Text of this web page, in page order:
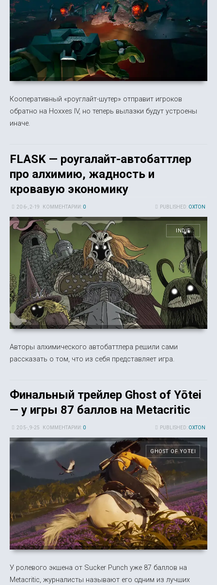
Кооперативный «роуглайт-шутер» отправит игроков
обратно на Hoxxes IV, но теперь вылазки будут устроены
иначе.
FLASK — роугалайт-автобаттлер
про алхимию, жадность и
кровавую экономику
PUBLISHED: OXTON
20 6-, 2-19 КОММЕНТАРИИ: 0
INDIE
Авторы алхимического автобаттлера решили сами
рассказать о том, что из себя представляет игра.
Финальный трейлер Ghost of Yōtei
— у игры 87 баллов на Metacritic
PUBLISHED: OXTON
20 5-, 9-25 КОММЕНТАРИИ: 0
GHOST OF YOTEI
У ролевого экшена от Sucker Punch уже 87 баллов на
Metacritic, журналисты называют его одним из лучших